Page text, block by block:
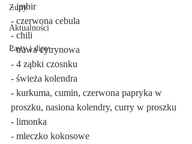
Zupy
Aktualności
Pasty i dipy
- imbir
- czerwona cebula
- chili
- trawa cytrynowa
- 4 ząbki czosnku
- świeża kolendra
- kurkuma, cumin, czerwona papryka w
proszku, nasiona kolendry, curry w proszku
- limonka
- mleczko kokosowe